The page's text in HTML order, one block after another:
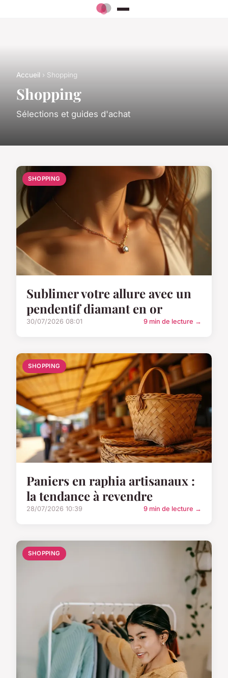
Accueil › Shopping
Shopping
Sélections et guides d'achat
SHOPPING
Sublimer votre allure avec un
pendentif diamant en or
30/07/2026 08:01 9 min de lecture →
SHOPPING
Paniers en raphia artisanaux :
la tendance à revendre
28/07/2026 10:39 9 min de lecture →
SHOPPING